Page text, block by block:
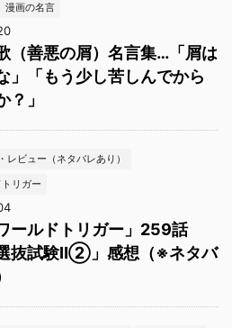
漫画の名言
（善悪の屑）名言集…「屑は
」「もう少し苦しんでから
？」
レビュー（ネタバレあり）
リガー
ールドトリガー」259話
選抜試験Ⅱ②」感想（※ネタバ